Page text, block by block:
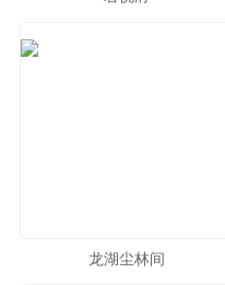
龙湖尘林间